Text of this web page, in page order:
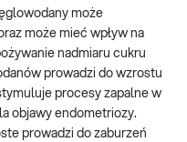
może
może mieć wpływ na
nadmiaru cukru
prowadzi do wzrostu
procesy zapalne w
objawy endometriozy.
prowadzi do zaburzeń